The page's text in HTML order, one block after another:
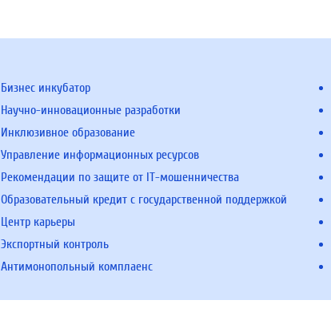
Бизнес инкубатор
Научно-инновационные разработки
Инклюзивное образование
Управление информационных ресурсов
Рекомендации по защите от IT-мошенничества
Образовательный кредит с государственной поддержкой
Центр карьеры
Экспортный контроль
Антимонопольный комплаенс